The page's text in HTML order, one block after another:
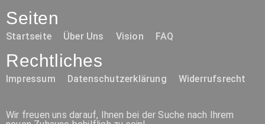
Seiten
Startseite Über Uns Vision FAQ
Rechtliches
Impressum Datenschutzerklärung Widerrufsrecht
Wir freuen uns darauf, Ihnen bei der Suche nach Ihrem